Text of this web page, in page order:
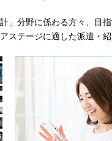
」分野に係わる方々、目
ステージに適した派遣・